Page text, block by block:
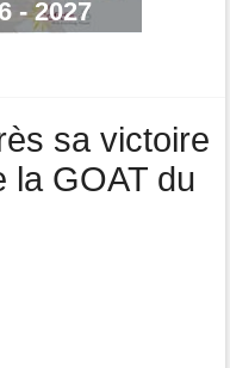
jeunes de sa formation
- 2027
sa victoire
la GOAT du